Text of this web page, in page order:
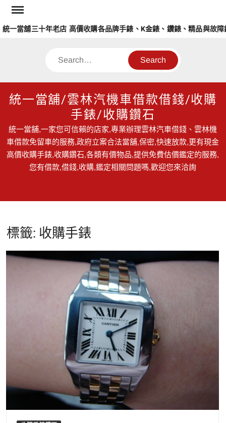
Skip
content
當舖三十年老店 高價收購各品牌手錶、K金錶、鑽錶、精品與故障錶
Search
統一當舖/雲林汽機車借款借錢/收購
手錶/收購鑽石
統一當舖,一家您可信賴的店家,專業辦理雲林汽車借錢、雲林機
車借款免留車的服務,政府立案合法當舖,保密,快速放款,更有現金
高價收購手錶,收購鑽石,各類有價物品,提供免費估價鑑定的服務,
您有借款,借錢,收購,鑑定相關問題嗎,歡迎您來洽詢
標籤: 收購手錶